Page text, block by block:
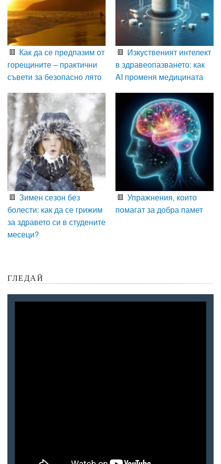
Как да се предпазим от
горещините – практични
съвети за безопасно лято
Изкуственият интелект
в здравеопазването: как
AI променя медицината
Зимен сезон без
болести: как да се грижим
за здравето си в студените
месеци?
Упражнения, които
помагат за добра памет
ГЛЕДАЙ